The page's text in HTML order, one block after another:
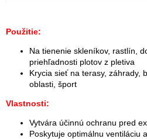
Použitie:
Na tienenie skleníkov, rastlín,
priehľadnosti plotov z pletiva
Krycia sieť na terasy, záhrady,
oblasti, šport
Vlastnosti:
Vytvára účinnú ochranu pred
Poskytuje optimálnu ventiláciu